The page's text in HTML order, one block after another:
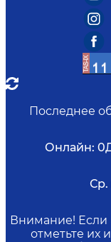
Последнее
Онлайн: 0
Ср.
Внимание! Если
отметьте их